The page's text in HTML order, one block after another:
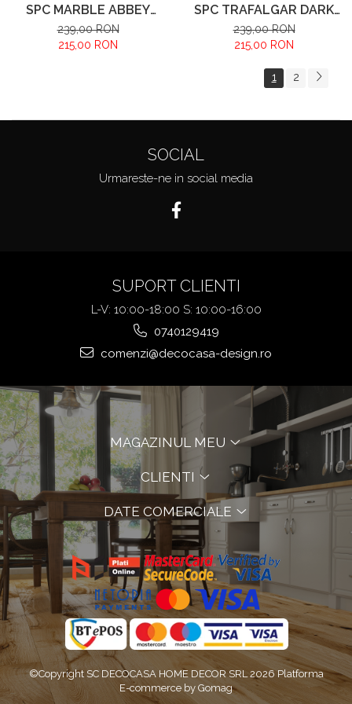
SPC MARBLE ABBEY
WHITE
239,00 RON
215,00 RON
SPC TRAFALGAR DARK
GREY
239,00 RON
215,00 RON
1 2
SOCIAL
Urmareste-ne in social media
SUPORT CLIENTI
L-V: 10:00-18:00 S: 10:00-16:00
0740129419
comenzi@decocasa-design.ro
MAGAZINUL MEU
CLIENTI
DATE COMERCIALE
©Copyright SC DECOCASA HOME DECOR SRL 2026 Platforma
E-commerce by Gomag